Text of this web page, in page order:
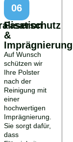
06
Faserschutz
&
Imprägnierung
Auf Wunsch
schützen wir
Ihre Polster
nach der
Reinigung mit
einer
hochwertigen
Imprägnierung.
Sie sorgt dafür,
dass